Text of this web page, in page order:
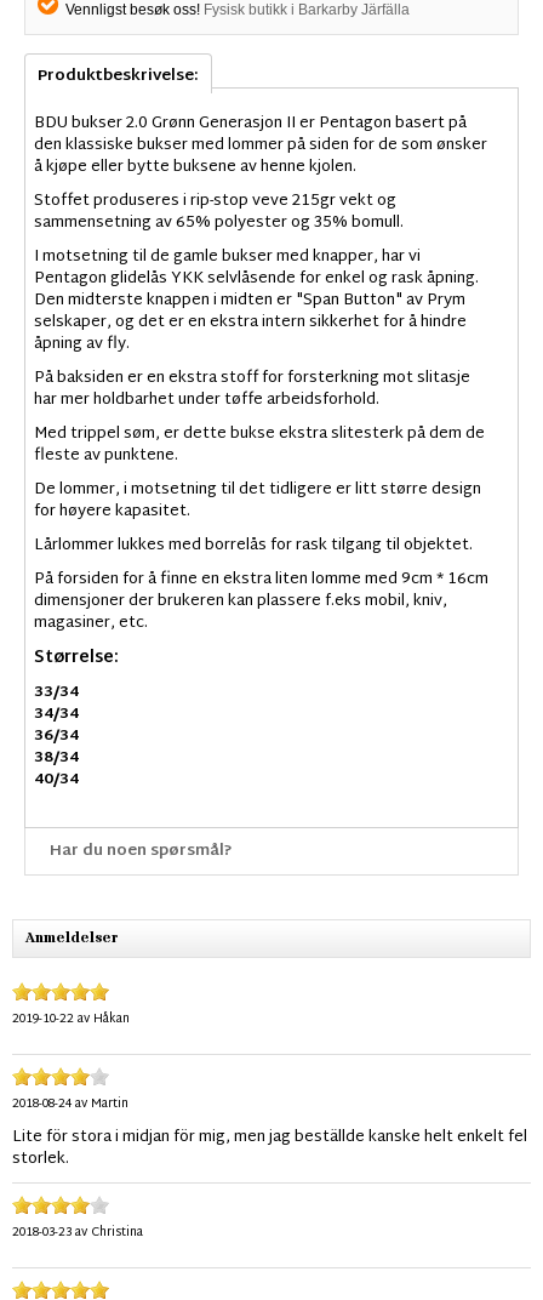
Vennligst besøk oss! Fysisk butikk i Barkarby Järfälla
Produktbeskrivelse:
BDU bukser 2.0 Grønn Generasjon II er Pentagon basert på
den klassiske bukser med lommer på siden for de som ønsker
å kjøpe eller bytte buksene av henne kjolen.
Stoffet produseres i rip-stop veve 215gr vekt og
sammensetning av 65% polyester og 35% bomull.
I motsetning til de gamle bukser med knapper, har vi
Pentagon glidelås YKK selvlåsende for enkel og rask åpning.
Den midterste knappen i midten er "Span Button" av Prym
selskaper, og det er en ekstra intern sikkerhet for å hindre
åpning av fly.
På baksiden er en ekstra stoff for forsterkning mot slitasje
har mer holdbarhet under tøffe arbeidsforhold.
Med trippel søm, er dette bukse ekstra slitesterk på dem de
fleste av punktene.
De lommer, i motsetning til det tidligere er litt større design
for høyere kapasitet.
Lårlommer lukkes med borrelås for rask tilgang til objektet.
På forsiden for å finne en ekstra liten lomme med 9cm * 16cm
dimensjoner der brukeren kan plassere f.eks mobil, kniv,
magasiner, etc.
Størrelse:
33/34
34/34
36/34
38/34
40/34
Har du noen spørsmål?
Anmeldelser
2019-10-22av Håkan
2018-08-24av Martin
Lite för stora i midjan för mig, men jag beställde kanske helt enkelt fel
storlek.
2018-03-23av Christina